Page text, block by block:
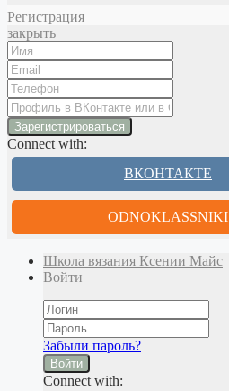
Регистрация
закрыть
Connect with:
ВКОНТАКТЕ
ODNOKLASSNIKI
Школа вязания Ксении Майс
Войти
Забыли пароль?
Войти
Connect with: